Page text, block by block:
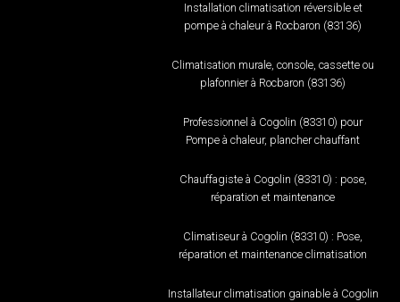
Installation climatisation réversible et
pompe à chaleur à Rocbaron (83136)
Climatisation murale, console, cassette ou
plafonnier à Rocbaron (83136)
Professionnel à Cogolin (83310) pour
Pompe à chaleur, plancher chauffant
Chauffagiste à Cogolin (83310) : pose,
réparation et maintenance
Climatiseur à Cogolin (83310) : Pose,
réparation et maintenance climatisation
Installateur climatisation gainable à Cogolin